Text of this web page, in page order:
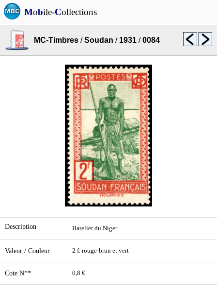
Mobile-Collections
MC-Timbres /Soudan / 1931 /0084
Description Batelier du Niger.
Valeur / Couleur 2 f. rouge-brun et vert
Cote N** 0,8 €